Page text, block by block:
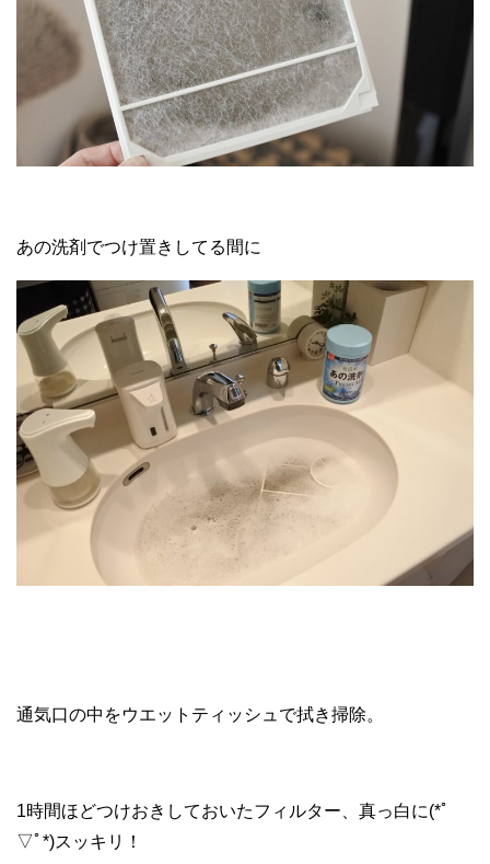
あの洗剤でつけ置きしてる間に
通気口の中をウエットティッシュで拭き掃除。
1時間ほどつけおきしておいたフィルター、真っ白に(*ﾟ
▽ﾟ*)スッキリ！